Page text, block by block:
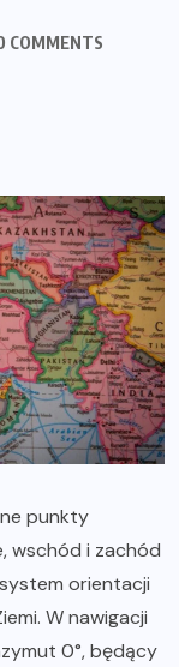
COMMENTS
punkty
wschód i zachód
orientacji
W nawigacji
0°, będący